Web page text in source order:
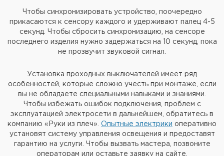
Чтобы синхронизировать устройство, поочередно
прикасаются к сенсору каждого и удерживают палец 4-5
секунд. Чтобы сбросить синхронизацию, на сенсоре
последнего изделия нужно задержаться на 10 секунд, пока
не прозвучит звуковой сигнал.
Установка проходных выключателей имеет ряд
особенностей, которые сложно учесть при монтаже, если
вы не обладаете специальными навыками и знаниями.
Чтобы избежать ошибок подключения, проблем с
эксплуатацией электросети в дальнейшем, обратитесь в
компанию «Руки из плеч». Опытные электрики оперативно
установят систему управления освещения и предоставят
гарантию на услуги. Чтобы вызвать мастера, позвоните
операторам или оставьте заявку на сайте.